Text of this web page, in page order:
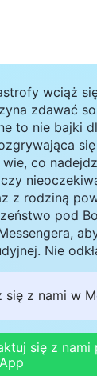
wciąż
zdawać
to nie bajki
co
z rodziną
pod
Nie
się z nami w
się z nami